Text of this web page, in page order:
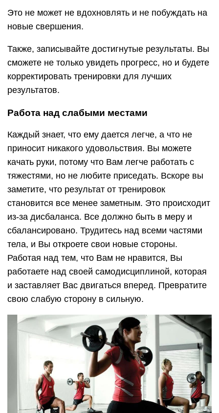
Это не может не вдохновлять и не побуждать на
новые свершения.
Также, записывайте достигнутые результаты. Вы
сможете не только увидеть прогресс, но и будете
корректировать тренировки для лучших
результатов.
Работа над слабыми местами
Каждый знает, что ему дается легче, а что не
приносит никакого удовольствия. Вы можете
качать руки, потому что Вам легче работать с
тяжестями, но не любите приседать. Вскоре вы
заметите, что результат от тренировок
становится все менее заметным. Это происходит
из-за дисбаланса. Все должно быть в меру и
сбалансировано. Трудитесь над всеми частями
тела, и Вы откроете свои новые стороны.
Работая над тем, что Вам не нравится, Вы
работаете над своей самодисциплиной, которая
и заставляет Вас двигаться вперед. Превратите
свою слабую сторону в сильную.